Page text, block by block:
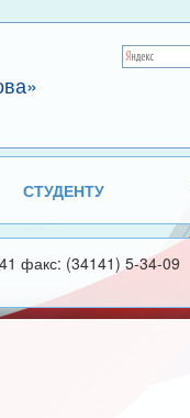
СТУДЕНТУ
факс: (34141) 5-34-09